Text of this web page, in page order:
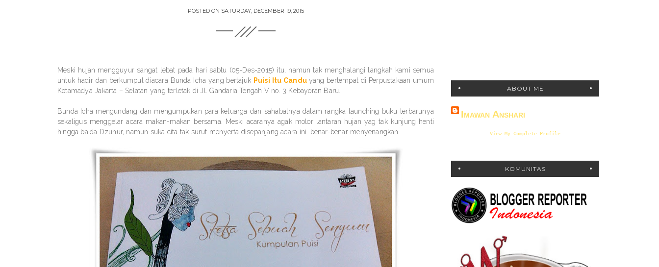
POSTED ON SATURDAY, DECEMBER 19, 2015
Meski hujan mengguyur sangat lebat pada hari sabtu (05-Des-2015) itu, namun tak menghalangi langkah kami semua
untuk hadir dan berkumpul diacara Bunda Icha yang bertajuk Puisi Itu Candu yang bertempat di Perpustakaan umum
Kotamadya Jakarta – Selatan yang terletak di Jl. Gandaria Tengah V no. 3 Kebayoran Baru.
Bunda Icha mengundang dan mengumpukan para keluarga dan sahabatnya dalam rangka launching buku terbarunya
sekaligus menggelar acara makan-makan bersama. Meski acaranya agak molor lantaran hujan yag tak kunjung henti
hingga ba'da Dzuhur, namun suka cita tak surut menyerta disepanjang acara ini. benar-benar menyenangkan.
ABOUT ME
Imawan Anshari
View My Complete Profile
KOMUNITAS